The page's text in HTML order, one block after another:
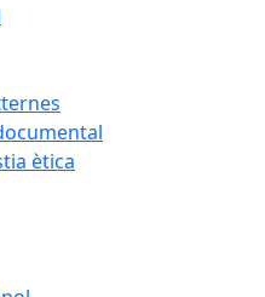
ètica